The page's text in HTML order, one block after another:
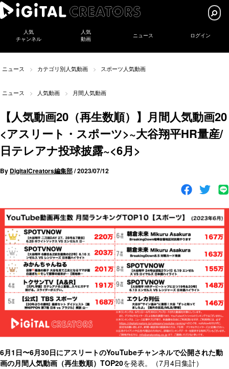
人気
チャンネル
人気
動画
ニュース ログイン
ニュース カテゴリ別人気動画 スポーツ人気動画
ニュース 人気動画 月間人気動画
【人気動画20（再生数順）】月間人気動画20
<アスリート・スポーツ>~大谷翔平HR量産/
日テレアナ投球披露~<6月>
By DigitalCreators編集部/2023/07/12
6月1 日〜6月30日にアスリートのYouTubeチャンネルで公開された動
画の月間人気動画（再生数順）TOP20を発表。（7月4日集計）